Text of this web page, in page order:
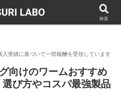
り道具） ルアー
向けのワームおすすめ
び方やコスパ最強製品
検索